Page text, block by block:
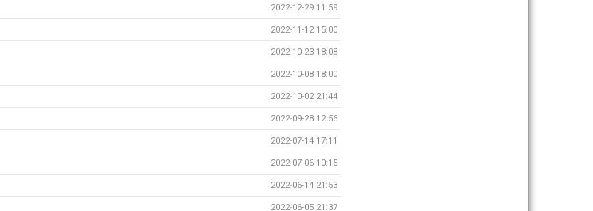
2022-12-29 11:59
2022-11-12 15:00
2022-10-23 18:08
2022-10-08 18:00
2022-10-02 21:44
2022-09-28 12:56
2022-07-14 17:11
2022-07-06 10:15
2022-06-14 21:53
2022-06-05 21:37